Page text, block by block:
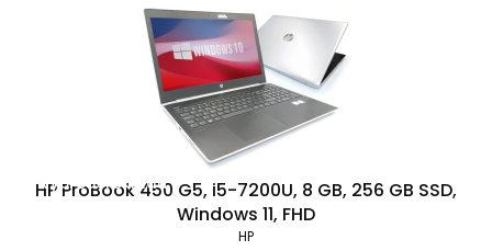
Výprodej skladu
HP ProBook 450 G5, i5-7200U, 8 GB, 256 GB SSD,
Windows 11, FHD
HP